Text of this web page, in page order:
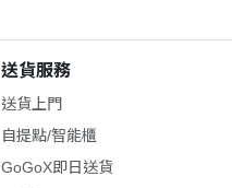
送貨服務
送貨上門
自提點/智能櫃
GoGoX即日送貨